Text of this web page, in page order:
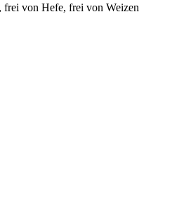
frei von Hefe, frei von Weizen